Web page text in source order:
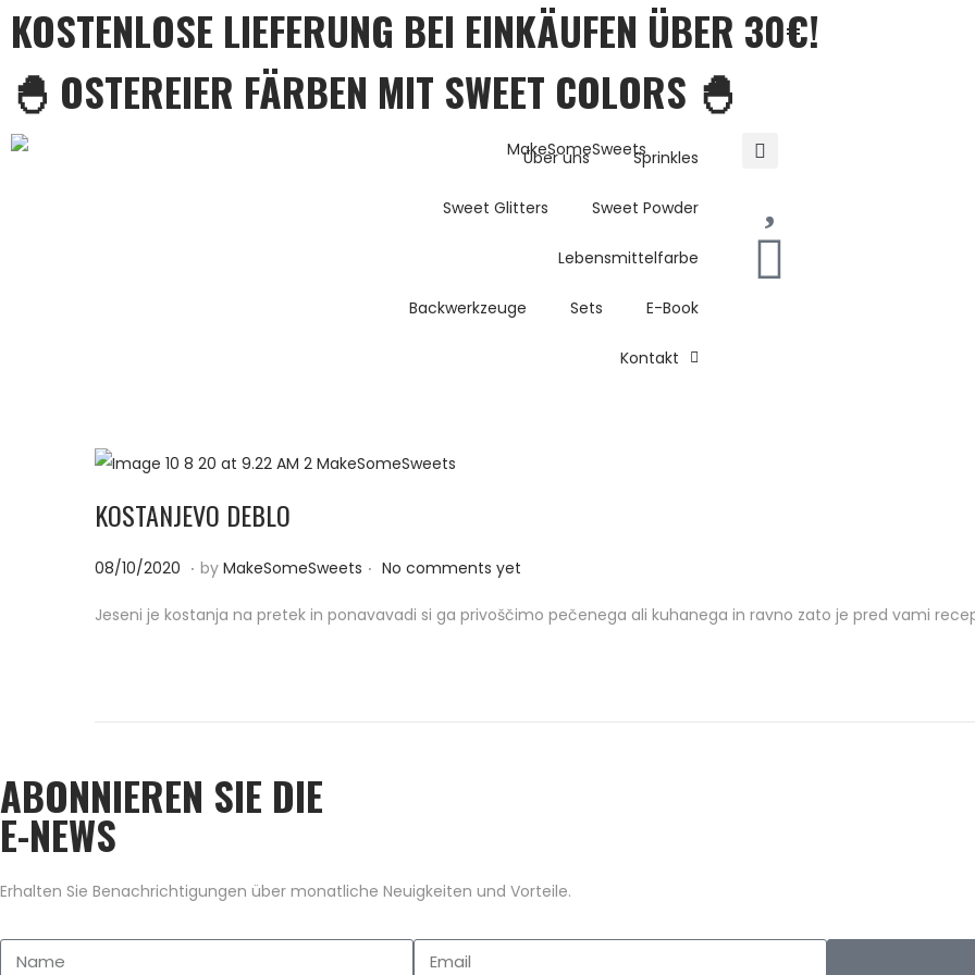
KOSTENLOSE LIEFERUNG BEI EINKÄUFEN ÜBER 30€!
🐣 OSTEREIER FÄRBEN MIT SWEET COLORS 🐣
Über uns Sprinkles
Sweet Glitters Sweet Powder
Lebensmittelfarbe
Backwerkzeuge Sets E-Book
Kontakt
KOSTANJEVO DEBLO
P
s
n
08/10/2020 0
/
0
2
. by MakeSomeSweets . No comments yet
Jeseni je kostanja na pretek in ponavavadi si ga privoščimo pečenega ali kuhanega in ravno zato je pred vami
ABONNIEREN SIE DIE
E-NEWS
Erhalten Sie Benachrichtigungen über monatliche Neuigkeiten und Vorteile.